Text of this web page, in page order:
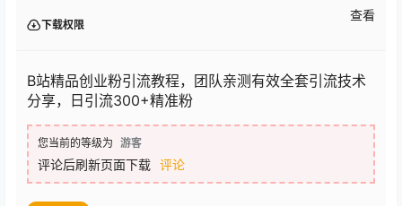
下载权限
查看
B站精品创业粉引流教程，团队亲测有效全套引流技术
分享，日引流300+精准粉
您当前的等级为 游客
评论后刷新页面下载 评论